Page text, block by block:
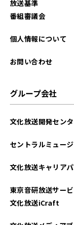
放送基準
番組審議会
個人情報について
お問い合わせ
グループ会社
文化放送開発セン
セントラルミュー
文化放送キャリア
東京音研放送サー
文化放送iCraft